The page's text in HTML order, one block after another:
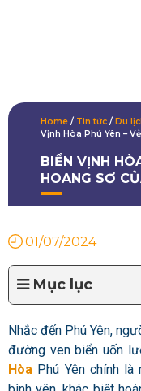
Home / Tin tức / Du
Vịnh Hòa Phú Yên –
BIỂN VỊNH
HOANG SƠ
01/07/2024
Mục lục
Nhắc đến Phú Yên,
đường ven biển uốn
Hòa Phú Yên chính